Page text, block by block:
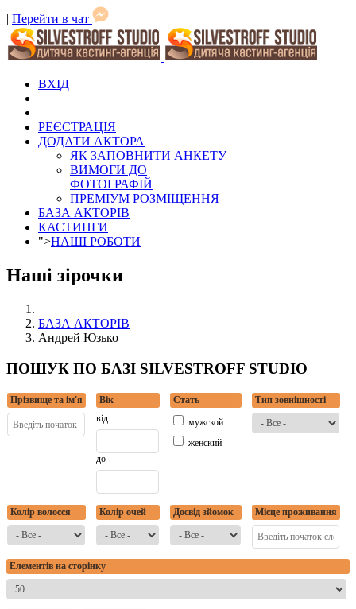
| Перейти в чат
ВХІД
РЕЄСТРАЦІЯ
ДОДАТИ АКТОРА
ЯК ЗАПОВНИТИ АНКЕТУ
ВИМОГИ ДО
ФОТОГРАФІЙ
ПРЕМІУМ РОЗМІЩЕННЯ
БАЗА АКТОРІВ
КАСТИНГИ
">НАШІ РОБОТИ
Наші зірочки
БАЗА АКТОРІВ
Андрей Юзько
ПОШУК ПО БАЗІ SILVESTROFF STUDIO
Прізвище та ім'я
Вік
від
до
Стать
мужской
женский
Тип зовнішності
Колір волосся Колір очей Досвід зйомок Місце проживання
Елементів на сторінку